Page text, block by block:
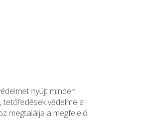
nyújt minden
tetőfedések védelme a
megtalálja a megfelelő